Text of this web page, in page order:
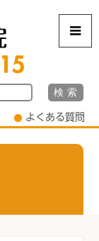
よくある質問